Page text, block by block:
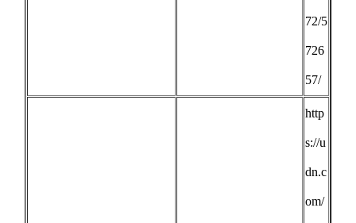
72/5
726
57/
http
s://u
dn.c
om/